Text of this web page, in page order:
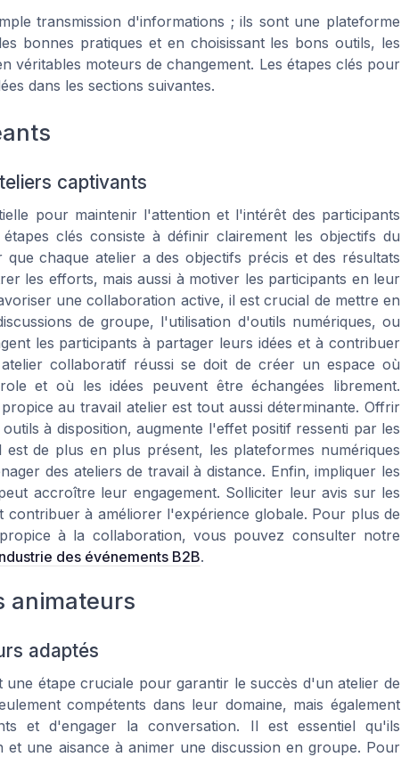
transmission d'informations ; ils sont une plateforme
bonnes pratiques et en choisissant les bons outils, les
véritables moteurs de changement. Les étapes clés pour
dans les sections suivantes.
captivants
pour maintenir l'attention et l'intérêt des participants
clés consiste à définir clairement les objectifs du
chaque atelier a des objectifs précis et des résultats
les efforts, mais aussi à motiver les participants en leur
une collaboration active, il est crucial de mettre en
de groupe, l'utilisation d'outils numériques, ou
les participants à partager leurs idées et à contribuer
collaboratif réussi se doit de créer un espace où
et où les idées peuvent être échangées librement.
au travail atelier est tout aussi déterminante. Offrir
à disposition, augmente l'effet positif ressenti par les
de plus en plus présent, les plateformes numériques
des ateliers de travail à distance. Enfin, impliquer les
accroître leur engagement. Solliciter leur avis sur les
à améliorer l'expérience globale. Pour plus de
à la collaboration, vous pouvez consulter notre
des événements B2B.
animateurs
adaptés
une étape cruciale pour garantir le succès d'un atelier de
compétents dans leur domaine, mais également
et d'engager la conversation. Il est essentiel qu'ils
et une aisance à animer une discussion en groupe. Pour